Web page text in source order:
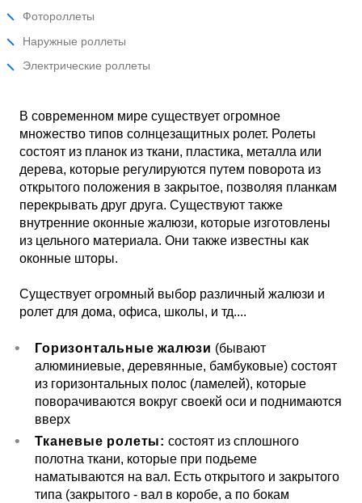
Фотороллеты
Наружные роллеты
Электрические роллеты
В современном мире существует огромное
множество типов солнцезащитных ролет. Ролеты
состоят из планок из ткани, пластика, металла или
дерева, которые регулируются путем поворота из
открытого положения в закрытое, позволяя планкам
перекрывать друг друга. Существуют также
внутренние оконные жалюзи, которые изготовлены
из цельного материала. Они также известны как
оконные шторы.
Существует огромный выбор различный жалюзи и
ролет для дома, офиса, школы, и тд....
Горизонтальные жалюзи (бывают
алюминиевые, деревянные, бамбуковые) состоят
из горизонтальных полос (ламелей), которые
поворачиваются вокруг своекй оси и поднимаются
вверх
Тканевые ролеты: состоят из сплошного
полотна ткани, которые при подьеме
наматываются на вал. Есть открытого и закрытого
типа (закрытого - вал в коробе, а по бокам